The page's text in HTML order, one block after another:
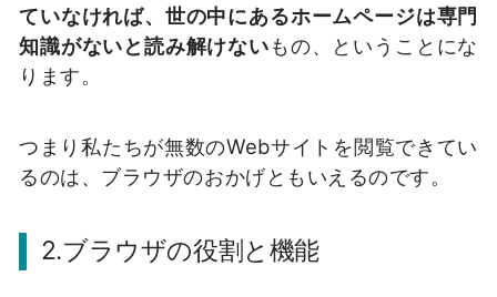
ていなければ、世の中にあるホームページは専門
知識がないと読み解けないもの、ということにな
ります。
つまり私たちが無数のWebサイトを閲覧できてい
るのは、ブラウザのおかげともいえるのです。
2.ブラウザの役割と機能